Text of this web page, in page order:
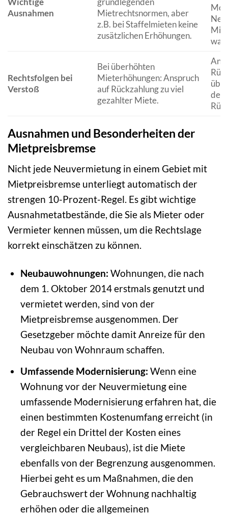
Ausnahmen
Mietrechtsnormen, aber
z.B. bei Staffelmieten keine
zusätzlichen Erhöhungen.
war
Rechtsfolgen bei
Verstoß
Bei überhöhten
Mieterhöhungen: Anspruch
auf Rückzahlung zu viel
gezahlter Miete.
Ausnahmen und Besonderheiten der
Mietpreisbremse
Nicht jede Neuvermietung in einem Gebiet mit
Mietpreisbremse unterliegt automatisch der
strengen 10-Prozent-Regel. Es gibt wichtige
Ausnahmetatbestände, die Sie als Mieter oder
Vermieter kennen müssen, um die Rechtslage
korrekt einschätzen zu können.
Neubauwohnungen: Wohnungen, die nach
dem 1. Oktober 2014 erstmals genutzt und
vermietet werden, sind von der
Mietpreisbremse ausgenommen. Der
Gesetzgeber möchte damit Anreize für den
Neubau von Wohnraum schaffen.
Umfassende Modernisierung: Wenn eine
Wohnung vor der Neuvermietung eine
umfassende Modernisierung erfahren hat, die
einen bestimmten Kostenumfang erreicht (in
der Regel ein Drittel der Kosten eines
vergleichbaren Neubaus), ist die Miete
ebenfalls von der Begrenzung ausgenommen.
Hierbei geht es um Maßnahmen, die den
Gebrauchswert der Wohnung nachhaltig
erhöhen oder die allgemeinen